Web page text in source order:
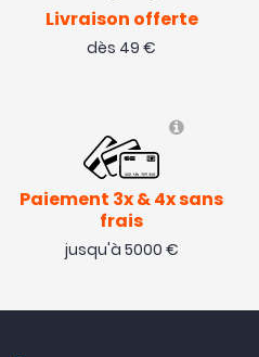
Livraison offerte
dès 49 €
Paiement 3x & 4x sans
frais
jusqu'à 5000 €